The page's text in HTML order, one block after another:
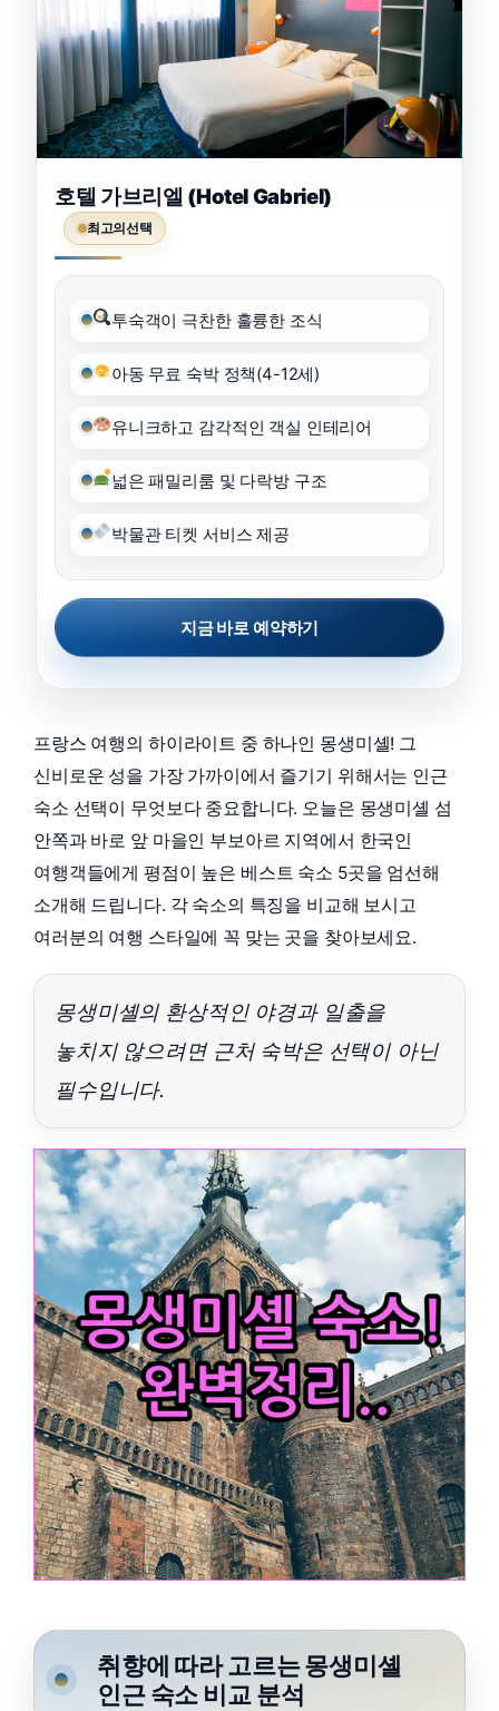
호텔 가브리엘 (Hotel Gabriel)
최고의선택
투숙객이 극찬한 훌륭한 조식
아동 무료 숙박 정책(4-12세)
유니크하고 감각적인 객실 인테리어
넓은 패밀리룸 및 다락방 구조
박물관 티켓 서비스 제공
지금 바로 예약하기
프랑스 여행의 하이라이트 중 하나인 몽생미셸! 그
신비로운 성을 가장 가까이에서 즐기기 위해서는 인근
숙소 선택이 무엇보다 중요합니다. 오늘은 몽생미셸 섬
안쪽과 바로 앞 마을인 부보아르 지역에서 한국인
여행객들에게 평점이 높은 베스트 숙소 5곳을 엄선해
소개해 드립니다. 각 숙소의 특징을 비교해 보시고
여러분의 여행 스타일에 꼭 맞는 곳을 찾아보세요.
몽생미셸의 환상적인 야경과 일출을
놓치지 않으려면 근처 숙박은 선택이 아닌
필수입니다.
취향에 따라 고르는 몽생미셸
인근 숙소 비교 분석